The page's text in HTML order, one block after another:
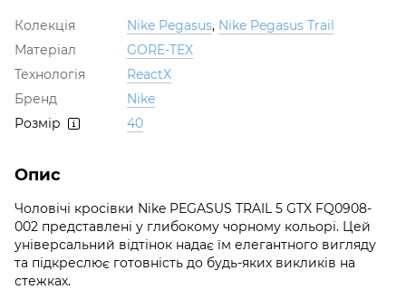
Колекція Nike Pegasus, Nike Pegasus Trail
Матеріал
GORE-TEX
Технологія
ReactX
Бренд
Nike
Розмір
40
Опис
Чоловічі кросівки Nike PEGASUS TRAIL 5 GTX FQ0908-
002 представлені у глибокому чорному кольорі. Цей
універсальний відтінок надає їм елегантного вигляду
та підкреслює готовність до будь-яких викликів на
стежках.